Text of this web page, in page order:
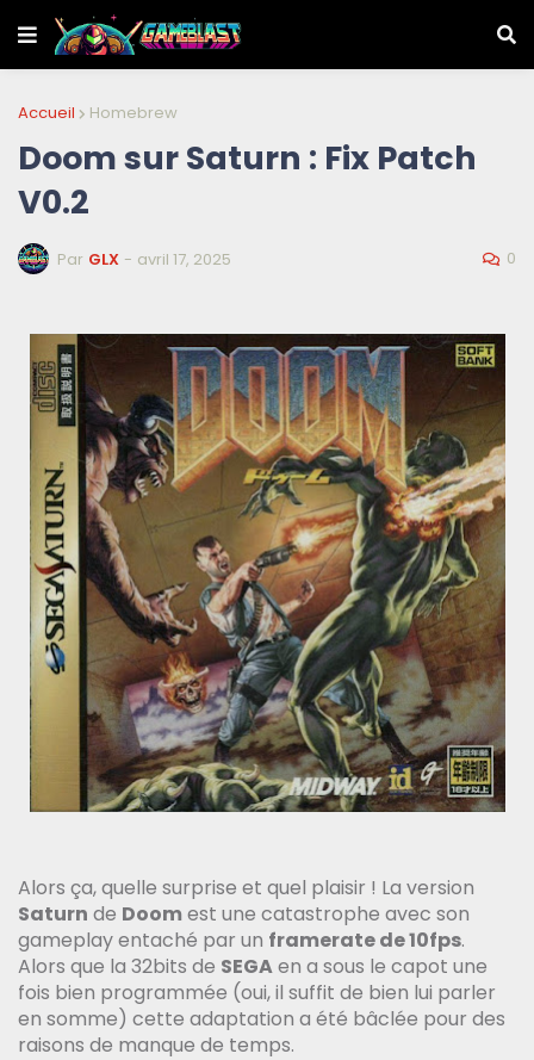
Accueil Homebrew
Doom sur Saturn : Fix Patch
V0.2
Par GLX - avril 17, 2025 0
Alors ça, quelle surprise et quel plaisir ! La version
Saturn de Doomest une catastrophe avec son
gameplay entaché par un framerate de 10fps.
Alors que la 32bits de SEGAen a sous le capot une
fois bien programmée (oui, il suffit de bien lui parler
en somme) cette adaptation a été bâclée pour des
raisons de manque de temps.